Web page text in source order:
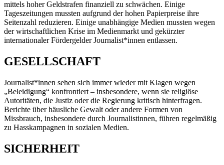
mittels hoher Geldstrafen finanziell zu schwächen. Einige
Tageszeitungen mussten aufgrund der hohen Papierpreise ihre
Seitenzahl reduzieren. Einige unabhängige Medien mussten wegen
der wirtschaftlichen Krise im Medienmarkt und gekürzter
internationaler Fördergelder Journalist*innen entlassen.
GESELLSCHAFT
Journalist*innen sehen sich immer wieder mit Klagen wegen
„Beleidigung“ konfrontiert – insbesondere, wenn sie religiöse
Autoritäten, die Justiz oder die Regierung kritisch hinterfragen.
Berichte über häusliche Gewalt oder andere Formen von
Missbrauch, insbesondere durch Journalistinnen, führen regelmäßig
zu Hasskampagnen in sozialen Medien.
SICHERHEIT